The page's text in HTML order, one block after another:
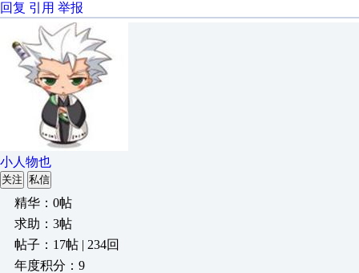
回复 引用 举报
小人物也
关注 私信
精华：0帖
求助：3帖
帖子：17帖 | 234回
年度积分：9